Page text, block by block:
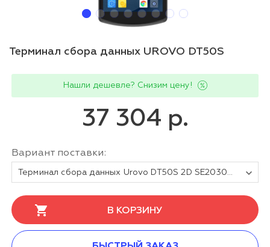
Терминал сбора данных UROVO DT50S
Нашли дешевле? Снизим цену!
37 304 р.
Вариант поставки:
Терминал сбора данных Urovo DT50S 2D SE2030W SR/AND13/WIFI/BT/4G/4GB/64GB/6-KEY
В КОРЗИНУ